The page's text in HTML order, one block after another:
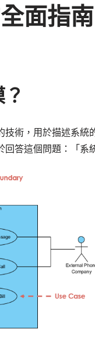
面指南
術，用於描述系
答這個問題：「系